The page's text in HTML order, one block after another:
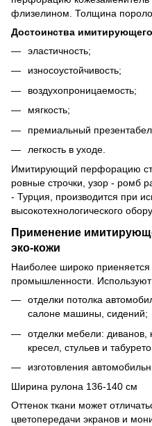
флизелином. Толщина
Достоинства
эластичность;
износоустойчивость;
воздухопроницаемость;
мягкость;
премиальный
легкость в уходе.
Имитирующий перфорацию
ровные строчки, узор - ромб
- Турция, производится при
высокотехнологического
Применение
эко-кожи
Наиболее широко
промышленности.
отделки потолка
салоне машины, сидений;
отделки мебели:
кресел, стульев и
изготовления
Ширина рулона 136-140 см
Оттенок ткани может
цветопередачи экранов и